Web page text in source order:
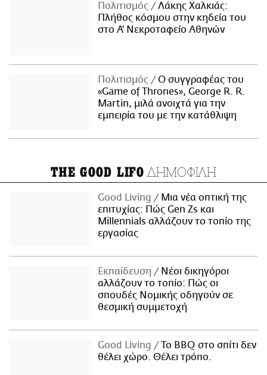
Πολιτισμός
Λάκης Χαλκιάς:
Πλήθος κόσμου στην κηδεία του
στο Α' Νεκροταφείο Αθηνών
Πολιτισμός
Ο συγγραφέας του
«Game of Thrones», George R. R.
Martin, μιλά ανοιχτά για την
εμπειρία του με την κατάθλιψη
THE GOOD LIFO ΔΗΜΟΦΙΛΗ
Good Living
Μια νέα οπτική της
επιτυχίας: Πώς Gen Zs και
Millennials αλλάζουν το τοπίο της
εργασίας
Εκπαίδευση
Νέοι δικηγόροι
αλλάζουν το τοπίο: Πώς οι
σπουδές Νομικής οδηγούν σε
θεσμική συμμετοχή
Good Living
Το BBQ στο σπίτι δεν
θέλει χώρο. Θέλει τρόπο.